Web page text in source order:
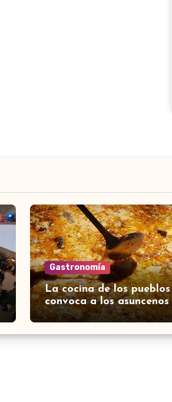
Gastronomía
La cocina de los pueblos
convoca a los asuncenos